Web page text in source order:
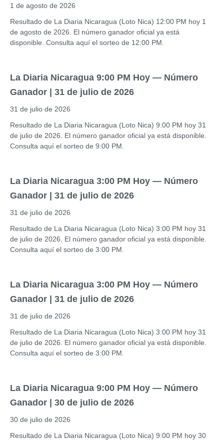
1 de agosto de 2026
Resultado de La Diaria Nicaragua (Loto Nica) 12:00 PM hoy 1
de agosto de 2026. El número ganador oficial ya está
disponible. Consulta aquí el sorteo de 12:00 PM.
La Diaria Nicaragua 9:00 PM Hoy — Número
Ganador | 31 de julio de 2026
31 de julio de 2026
Resultado de La Diaria Nicaragua (Loto Nica) 9:00 PM hoy 31
de julio de 2026. El número ganador oficial ya está disponible.
Consulta aquí el sorteo de 9:00 PM.
La Diaria Nicaragua 3:00 PM Hoy — Número
Ganador | 31 de julio de 2026
31 de julio de 2026
Resultado de La Diaria Nicaragua (Loto Nica) 3:00 PM hoy 31
de julio de 2026. El número ganador oficial ya está disponible.
Consulta aquí el sorteo de 3:00 PM.
La Diaria Nicaragua 3:00 PM Hoy — Número
Ganador | 31 de julio de 2026
31 de julio de 2026
Resultado de La Diaria Nicaragua (Loto Nica) 3:00 PM hoy 31
de julio de 2026. El número ganador oficial ya está disponible.
Consulta aquí el sorteo de 3:00 PM.
La Diaria Nicaragua 9:00 PM Hoy — Número
Ganador | 30 de julio de 2026
30 de julio de 2026
Resultado de La Diaria Nicaragua (Loto Nica) 9:00 PM hoy 30